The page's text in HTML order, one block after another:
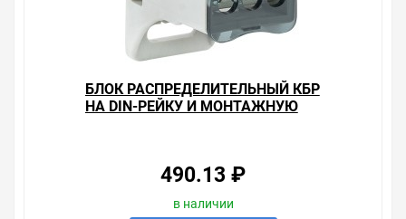
БЛОК РАСПРЕДЕЛИТЕЛЬНЫЙ КБР
НА DIN-РЕЙКУ И МОНТАЖНУЮ
490.13 ₽
в наличии